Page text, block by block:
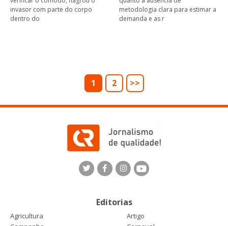
invasor com parte do corpo
dentro do
metodologia clara para estimar a
demanda e as r
1 2 >>
Editorias
Agricultura
Artigo